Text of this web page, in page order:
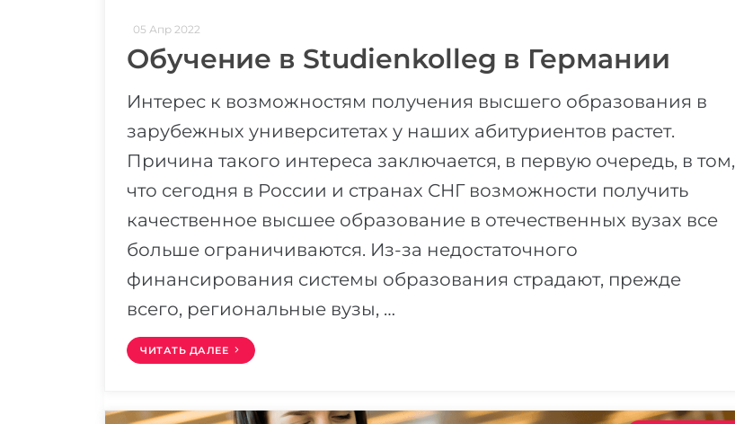
05 Апр 2022
Обучение в Studienkolleg в Германии
Интерес к возможностям получения высшего образования в
зарубежных университетах у наших абитуриентов растет.
Причина такого интереса заключается, в первую очередь, в том,
что сегодня в России и странах СНГ возможности получить
качественное высшее образование в отечественных вузах все
больше ограничиваются. Из-за недостаточного
финансирования системы образования страдают, прежде
всего, региональные вузы, …
ЧИТАТЬ ДАЛЕЕ